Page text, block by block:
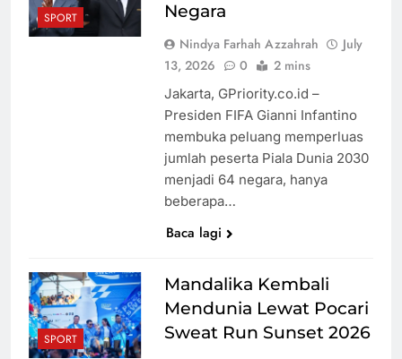
SPORT
Negara
Nindya Farhah Azzahrah
July
13, 2026
0 2 mins
Jakarta, GPriority.co.id –
Presiden FIFA Gianni Infantino
membuka peluang memperluas
jumlah peserta Piala Dunia 2030
menjadi 64 negara, hanya
beberapa…
Baca lagi
SPORT
Mandalika Kembali
Mendunia Lewat Pocari
Sweat Run Sunset 2026